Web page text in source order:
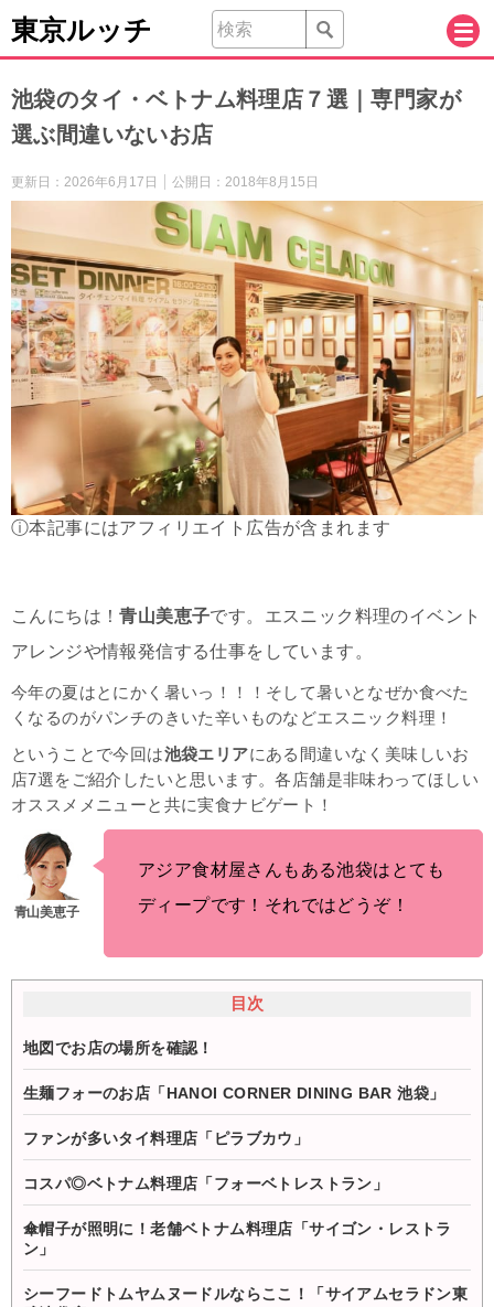
東京ルッチ
池袋のタイ・ベトナム料理店７選｜専門家が
選ぶ間違いないお店
更新日： 2026年6月17日 公開日： 2018年8月15日
ⓘ本記事にはアフィリエイト広告が含まれます
こんにちは！青山美恵子です。エスニック料理のイベント
アレンジや情報発信する仕事をしています。
今年の夏はとにかく暑いっ！！！そして暑いとなぜか食べた
くなるのがパンチのきいた辛いものなどエスニック料理！
ということで今回は池袋エリアにある間違いなく美味しいお
店7選をご紹介したいと思います。各店舗是非味わってほしい
オススメメニューと共に実食ナビゲート！
アジア食材屋さんもある池袋はとても
ディープです！それではどうぞ！
目次
地図でお店の場所を確認！
生麺フォーのお店「HANOI CORNER DINING BAR 池袋」
ファンが多いタイ料理店「ピラブカウ」
コスパ◎ベトナム料理店「フォーベトレストラン」
傘帽子が照明に！老舗ベトナム料理店「サイゴン・レストラ
ン」
シーフードトムヤムヌードルならここ！「サイアムセラドン東